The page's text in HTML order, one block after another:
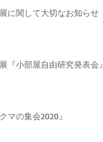
に関して大切なお知らせ
『小部屋自由研究発表会』
クマの集会2020』